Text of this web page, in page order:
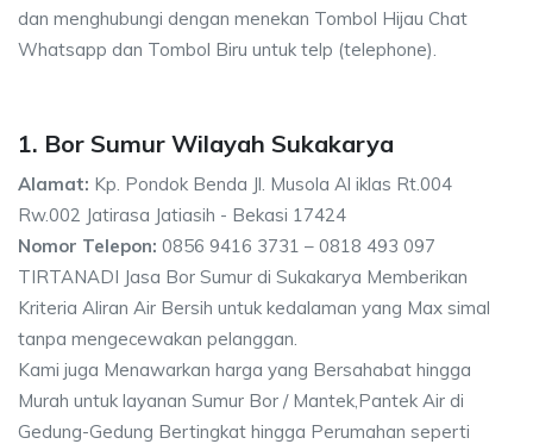
dan menghubungi dengan menekan Tombol Hijau Chat
Whatsapp dan Tombol Biru untuk telp (telephone).
1. Bor Sumur Wilayah Sukakarya
Alamat: Kp. Pondok Benda Jl. Musola Al iklas Rt.004
Rw.002 Jatirasa Jatiasih - Bekasi 17424
Nomor Telepon: 0856 9416 3731 – 0818 493 097
TIRTANADI Jasa Bor Sumur di Sukakarya Memberikan
Kriteria Aliran Air Bersih untuk kedalaman yang Max simal
tanpa mengecewakan pelanggan.
Kami juga Menawarkan harga yang Bersahabat hingga
Murah untuk layanan Sumur Bor / Mantek,Pantek Air di
Gedung-Gedung Bertingkat hingga Perumahan seperti